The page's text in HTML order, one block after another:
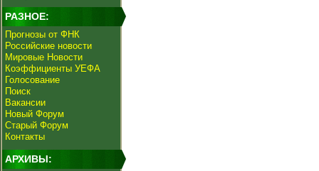
РАЗНОЕ:
Прогнозы от ФНК
Российские новости
Мировые Новости
Коэффициенты УЕФА
Голосование
Поиск
Вакансии
Новый Форум
Старый Форум
Контакты
АРХИВЫ: